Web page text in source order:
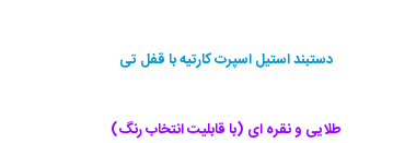
دستبند استیل اسپرت کارتیه با قفل تی
طلایی و نقره ای (با قابلیت انتخاب رنگ)